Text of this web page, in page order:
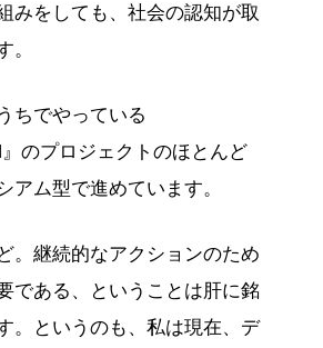
みをしても、社会の認知が取
。
ちでやっている
』のプロジェクトのほとんど
アム型で進めています。
。継続的なアクションのため
である、ということは肝に銘
。というのも、私は現在、デ